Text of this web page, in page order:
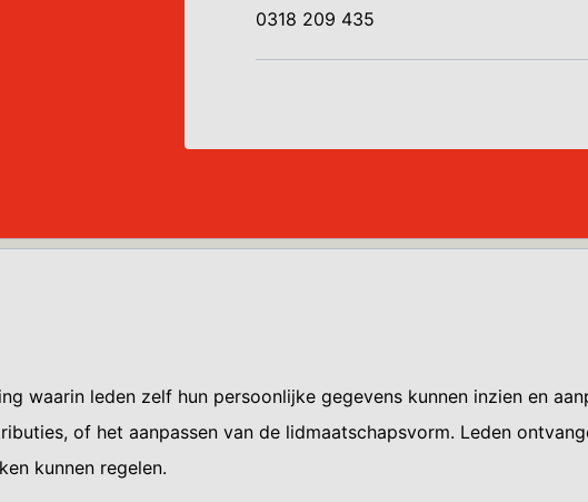
0318 209 435
waarin leden zelf hun persoonlijke gegevens kunnen inzien en
of het aanpassen van de lidmaatschapsvorm. Leden
kunnen regelen.